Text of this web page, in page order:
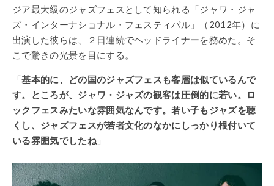
ジア最大級のジャズフェスとして知られる「ジャワ・ジャ
ズ・インターナショナル・フェスティバル」（2012年）に
出演した彼らは、２日連続でヘッドライナーを務めた。そ
こで驚きの光景を目にする。
「基本的に、どの国のジャズフェスも客層は似ているんで
す。ところが、ジャワ・ジャズの観客は圧倒的に若い。ロ
ックフェスみたいな雰囲気なんです。若い子もジャズを聴
くし、ジャズフェスが若者文化のなかにしっかり根付いて
いる雰囲気でしたね」